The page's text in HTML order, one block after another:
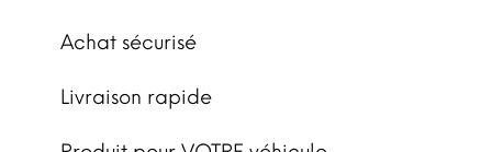
Achat sécurisé
Livraison rapide